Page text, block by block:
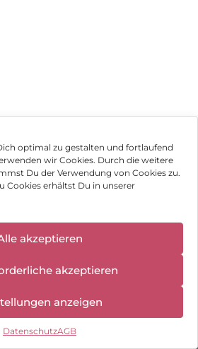
optimal zu gestalten und fortlaufend
wir Cookies. Durch die weitere
Du der Verwendung von Cookies zu.
Cookies erhältst Du in unserer
akzeptieren
akzeptieren
anzeigen
DatenschutzAGB
AG – All Rights Reserved.